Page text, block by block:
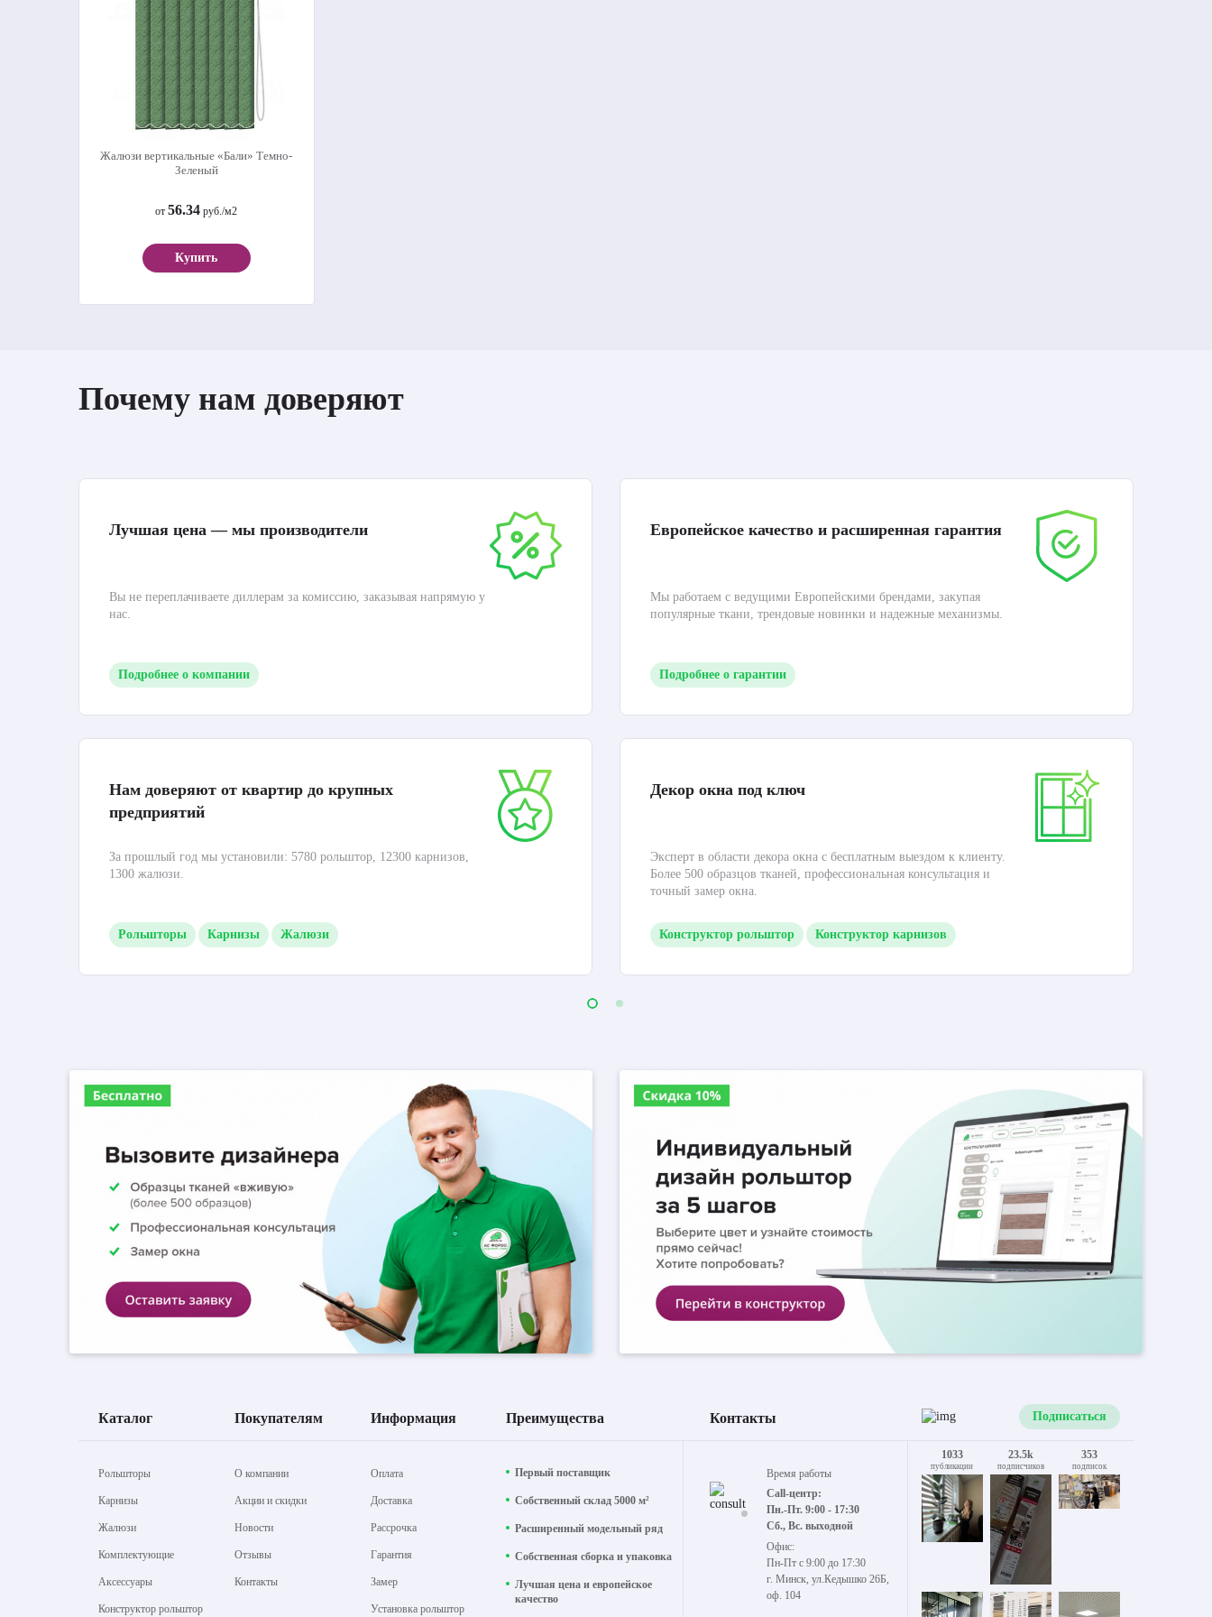
Жалюзи вертикальные «Бали» Темно-
Зеленый
от56.34 руб./м2
Купить
Почему нам доверяют
Лучшая цена — мы производители
Вы не переплачиваете диллерам за комиссию, заказывая напрямую у
нас.
Подробнее о компании
Нам доверяют от квартир до крупных
предприятий
За прошлый год мы установили: 5780 рольштор, 12300 карнизов,
1300 жалюзи.
Рольшторы Карнизы Жалюзи
Европейское качество и расширенная гарантия
Мы работаем с ведущими Европейскими брендами, закупая
популярные ткани, трендовые новинки и надежные механизмы.
Подробнее о гарантии
Декор окна под ключ
Эксперт в области декора окна с бесплатным выездом к клиенту.
Более 500 образцов тканей, профессиональная консультация и
точный замер окна.
Конструктор рольштор Конструктор карнизов
Каталог Покупателям Информация Преимущества
Рольшторы
Карнизы
Жалюзи
Комплектующие
Аксессуары
Конструктор рольштор
О компании
Акции и скидки
Новости
Отзывы
Контакты
Оплата
Доставка
Рассрочка
Гарантия
Замер
Установка рольштор
Первый поставщик
Собственный склад 5000 м²
Расширенный модельный ряд
Собственная сборка и упаковка
Лучшая цена и европейское
качество
Контакты
Время работы
Call-центр:
Пн.-Пт. 9:00 - 17:30
Сб., Вс. выходной
Офис:
Пн-Пт с 9:00 до 17:30
г. Минск, ул.Кедышко 26Б,
оф. 104
Подписаться
1033
публикации
23.5k
подписчиков
353
подписок